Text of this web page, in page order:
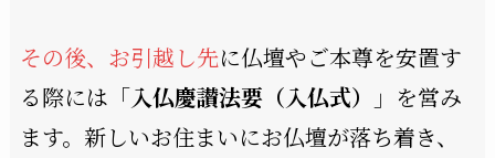
その後、お引越し先に仏壇やご本尊を安置す
る際には「入仏慶讃法要（入仏式）
」を営み
ます。新しいお住まいにお仏壇が落ち着き、